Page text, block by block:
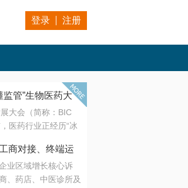
登录 注册
管”生物医药大
大会（简称：BIC
医药行业正经历“冰
公里”的支付与入院
无出路，全产业链协
重构生态，定义未
商对接、终端运
业区域增长核心诉
、药店、中医诊所及